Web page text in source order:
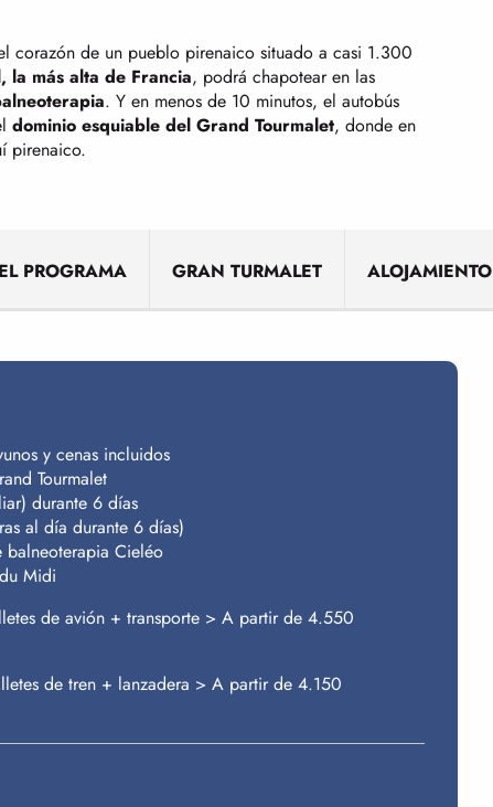
corazón de un pueblo pirenaico situado a casi 1.300
la más alta de Francia, podrá chapotear en las
. Y en menos de 10 minutos, el autobús
dominio esquiable del Grand Tourmalet, donde en
pirenaico.
EL PROGRAMA GRAN TURMALET ALOJAMIENTO
y cenas incluidos
Tourmalet
durante 6 días
al día durante 6 días)
balneoterapia Cieléo
Midi
de avión + transporte > A partir de 4.550
de tren + lanzadera > A partir de 4.150